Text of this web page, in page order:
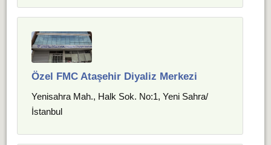
Özel FMC Ataşehir Diyaliz Merkezi
Yenisahra Mah., Halk Sok. No:1, Yeni Sahra/
İstanbul